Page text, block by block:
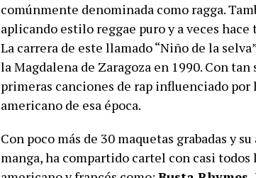
comúnmente denominada como ragga.
aplicando estilo reggae puro y a veces
La carrera de este llamado “Niño de la
la Magdalena de Zaragoza en 1990. Con tan
primeras canciones de rap influenciado por
americano de esa época.
Con poco más de 30 maquetas grabadas y
manga, ha compartido cartel con casi